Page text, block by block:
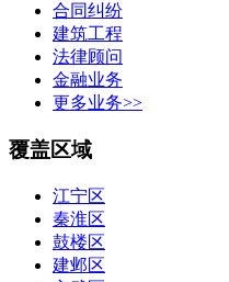
合同纠纷
建筑工程
法律顾问
金融业务
更多业务>>
覆盖区域
江宁区
秦淮区
鼓楼区
建邺区